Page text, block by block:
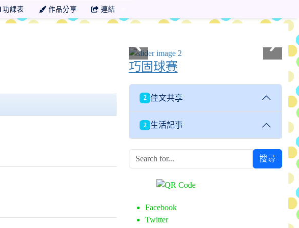
功課表 作品分享 連結
巧固球賽
2 佳文共享
2 生活記事
搜尋
Facebook
Twitter